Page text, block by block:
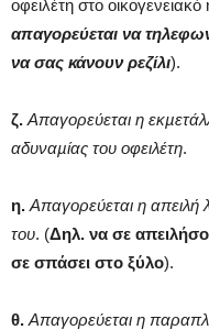
οφειλέτη στο
απαγορεύεται να
να σας κάνουν ρεζίλι).
ζ. Απαγορεύεται η
αδυναµίας του οφειλέτη.
η. Απαγορεύεται η απειλή
του. (Δηλ. να σε
σε σπάσει στο ξύλο).
θ. Απαγορεύεται η